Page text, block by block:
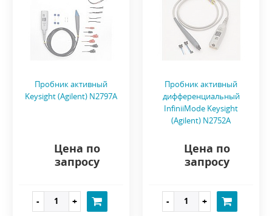
Пробник активный
Keysight (Agilent) N2797A
Цена по
запросу
Пробник активный
дифференциальный
InfiniiMode Keysight
(Agilent) N2752A
Цена по
запросу